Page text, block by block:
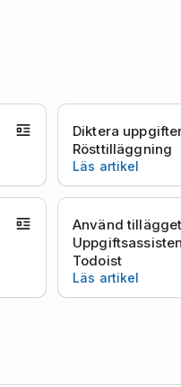
Diktera
Rösttilläggning
Läs artikel
Använd
Todoist
Läs artikel